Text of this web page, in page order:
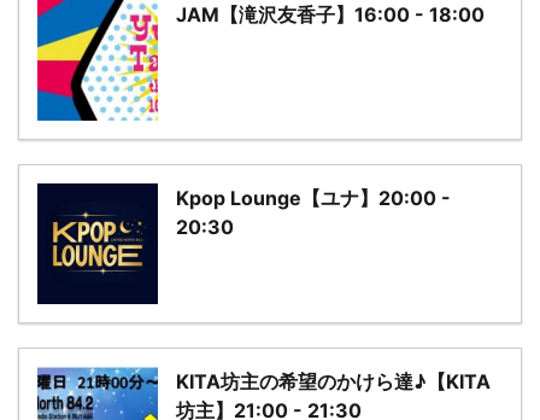
JAM【滝沢友香子】16:00 - 18:00
Kpop Lounge【ユナ】20:00 -
20:30
KITA坊主の希望のかけら達♪【KITA
坊主】21:00 - 21:30